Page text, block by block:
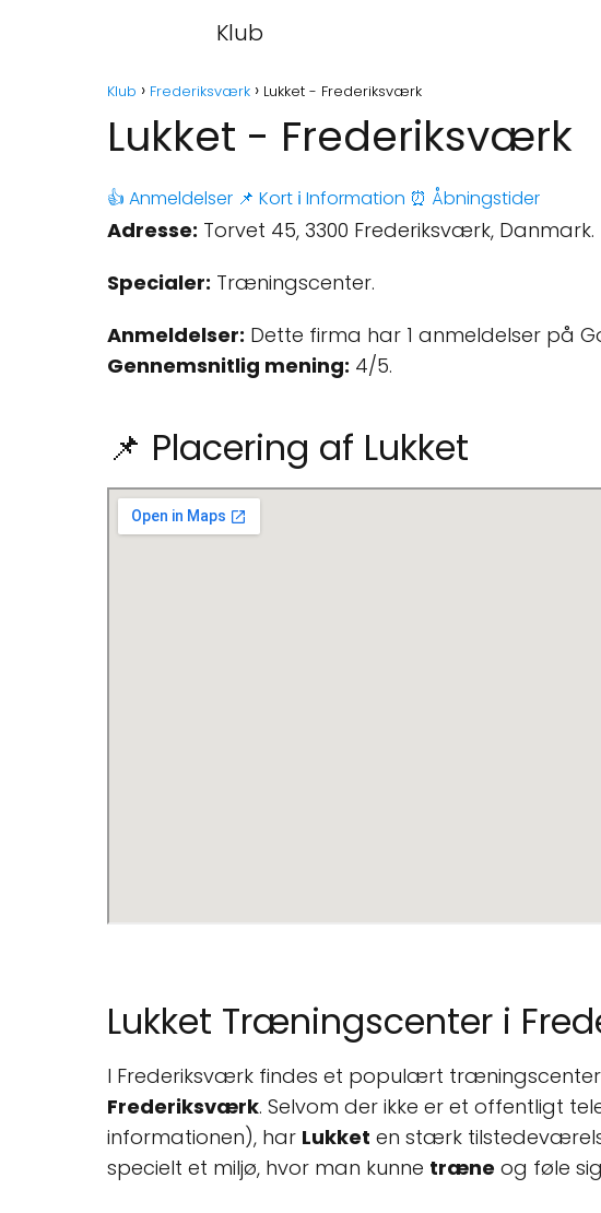
Klub
Klub Frederiksværk Lukket - Frederiksværk
Lukket - Frederiksværk
👍 Anmeldelser 📌 Kort ℹ️ Information ⏰ Åbningstider
Adresse: Torvet 45, 3300 Frederiksværk, Danmark.
Specialer: Træningscenter.
Anmeldelser: Dette firma har 1 anmeldelser på
Gennemsnitlig mening: 4/5.
📌 Placering af Lukket
Lukket Træningscenter i
I Frederiksværk findes et populært
Frederiksværk. Selvom der ikke er et offentligt
informationen), har Lukket en stærk
specielt et miljø, hvor man kunne træne og føle